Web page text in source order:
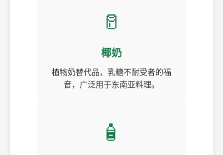
🥛
椰奶
植物奶替代品，乳糖不耐受者的福
音，广泛用于东南亚料理。
🧴